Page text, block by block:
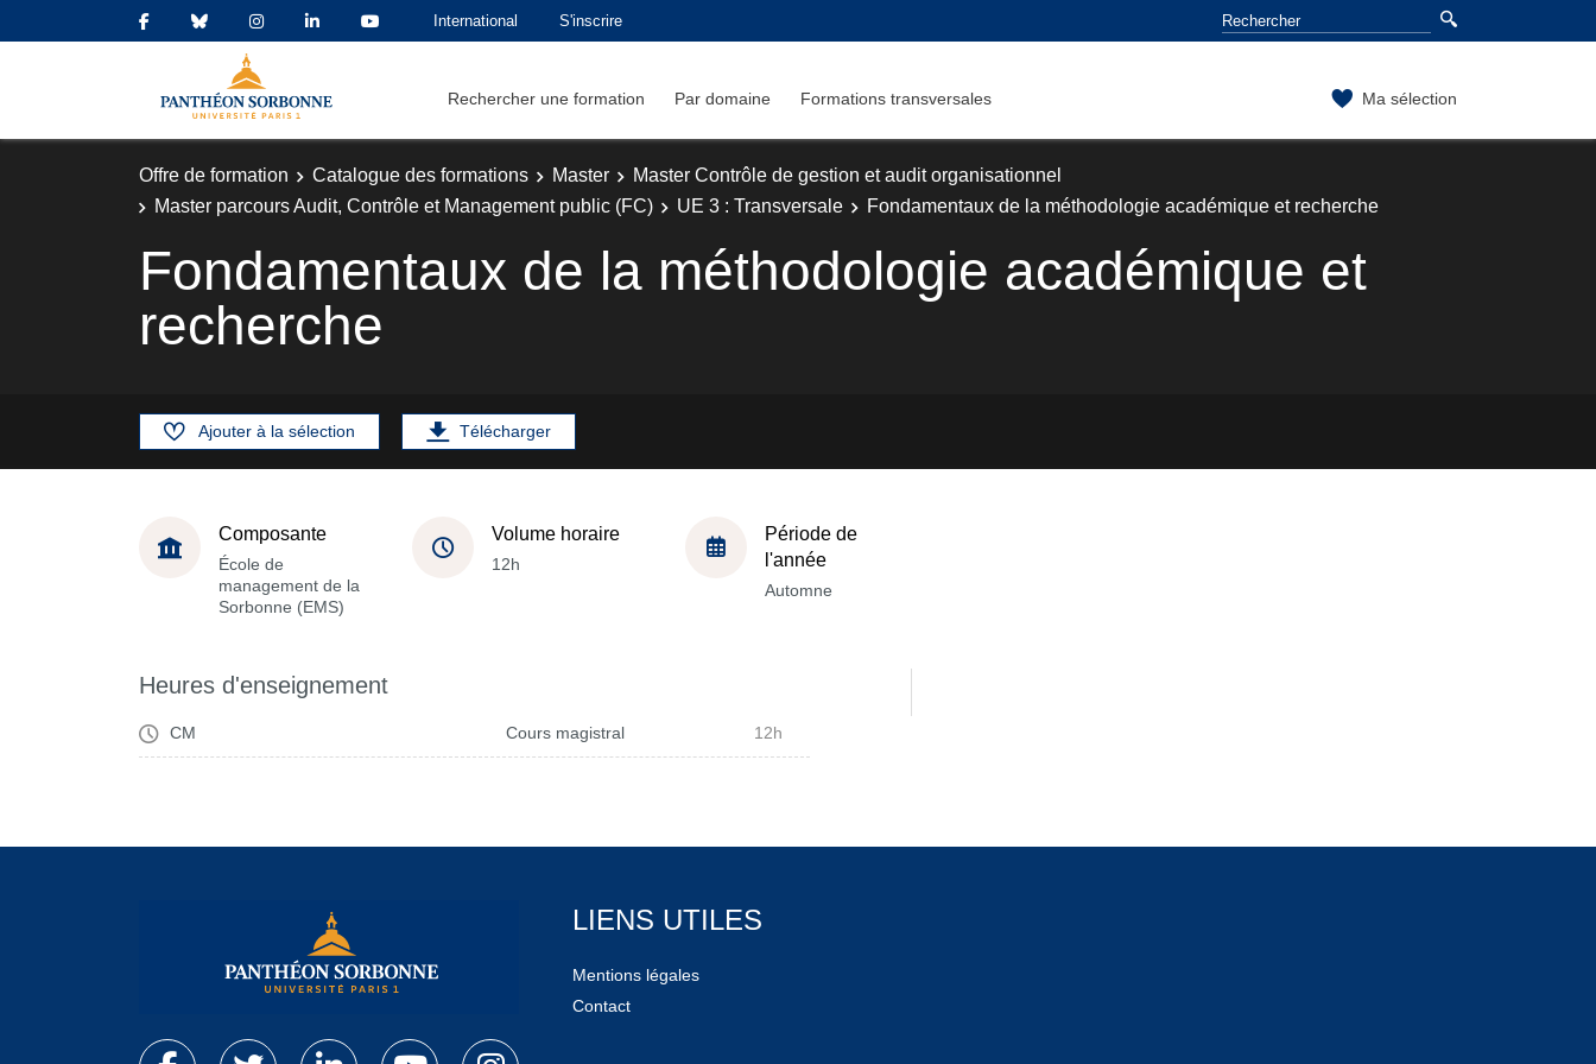
International S'inscrire
Rechercher une formation Par domaine Formations transversales Ma sélection
Offre de formation Catalogue des formations Master
Master Contrôle de gestion et audit organisationnel
Master parcours Audit, Contrôle et Management public (FC)
UE 3 : Transversale Fondamentaux de la méthodologie académique et recherche
Fondamentaux de la méthodologie académique et
recherche
Ajouter à la sélection Télécharger
Composante
École de
management de la
Sorbonne (EMS)
Volume horaire
12h
Période de
l'année
Automne
Heures d'enseignement
CM Cours magistral 12h
LIENS UTILES
Mentions légales
Contact